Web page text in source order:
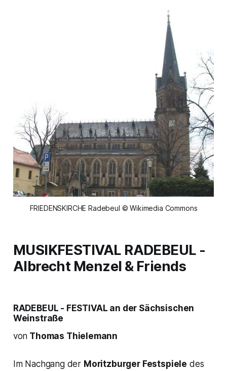
FRIEDENSKIRCHE Radebeul © Wikimedia Commons
MUSIKFESTIVAL RADEBEUL -
Albrecht Menzel & Friends
RADEBEUL - FESTIVAL an der Sächsischen
Weinstraße
von Thomas Thielemann
Im Nachgang der Moritzburger Festspiele des